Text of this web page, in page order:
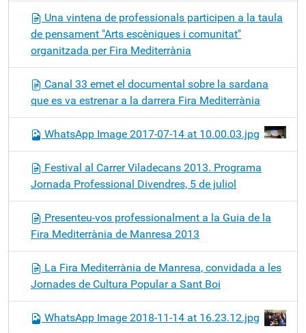
Una vintena de professionals participen a la taula
de pensament "Arts escèniques i comunitat"
organitzada per Fira Mediterrània
Canal 33 emet el documental sobre la sardana
que es va estrenar a la darrera Fira Mediterrània
WhatsApp Image 2017-07-14 at 10.00.03.jpg
Festival al Carrer Viladecans 2013. Programa
Jornada Professional Divendres, 5 de juliol
Presenteu-vos professionalment a la Guia de la
Fira Mediterrània de Manresa 2013
La Fira Mediterrània de Manresa, convidada a les
Jornades de Cultura Popular a Sant Boi
WhatsApp Image 2018-11-14 at 16.23.12.jpg